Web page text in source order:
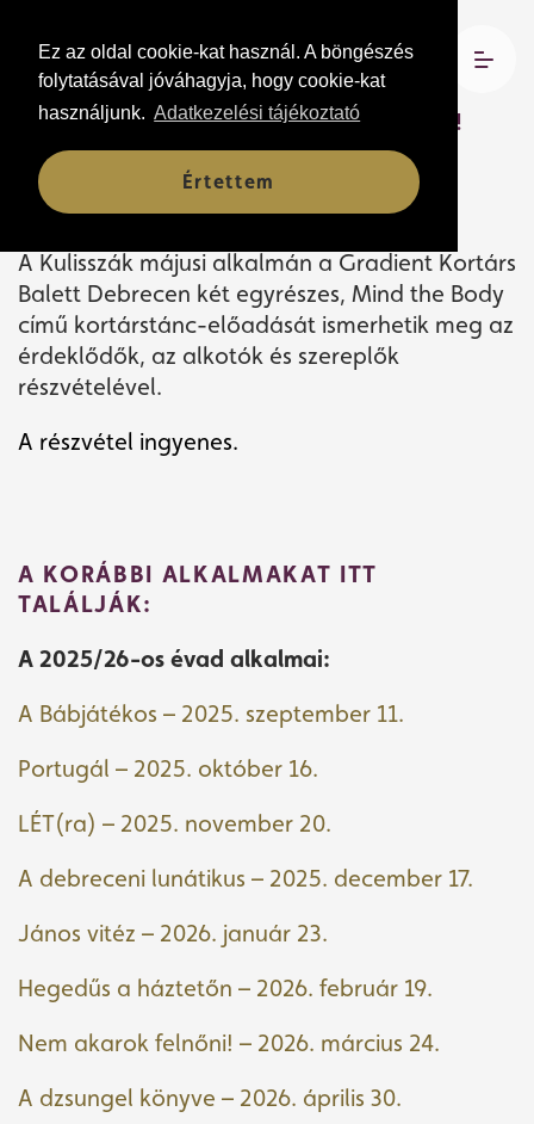
Ez az oldal cookie-kat használ. A böngészés
folytatásával jóváhagyja, hogy cookie-kat
használjunk. Adatkezelési tájékoztató
Értettem
A 2025/26-OS ÉVADBAN IS
FOLYTATÓDIK RÁCKEVEI ANNA
INGYENES BESZÉLGETÉS-SOROZATA!
2026. május 14. 17:00
Csokonai Fórum, Simor Ottó Orfeum
A Kulisszák májusi alkalmán a Gradient Kortárs
Balett Debrecen két egyrészes, Mind the Body
című kortárstánc-előadását ismerhetik meg az
érdeklődők, az alkotók és szereplők
részvételével.
A részvétel ingyenes.
A KORÁBBI ALKALMAKAT ITT
TALÁLJÁK:
A 2025/26-os évad alkalmai:
A Bábjátékos – 2025. szeptember 11.
Portugál – 2025. október 16.
LÉT(ra) – 2025. november 20.
A debreceni lunátikus – 2025. december 17.
János vitéz – 2026. január 23.
Hegedűs a háztetőn – 2026. február 19.
Nem akarok felnőni! – 2026. március 24.
A dzsungel könyve – 2026. április 30.